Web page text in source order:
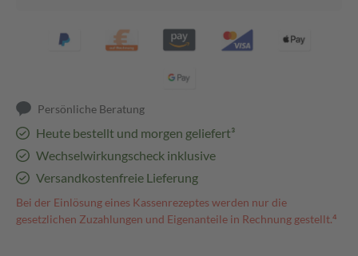
Persönliche Beratung
Heute bestellt und morgen geliefert³
Wechselwirkungscheck inklusive
Versandkostenfreie Lieferung
Bei der Einlösung eines Kassenrezeptes werden nur die
gesetzlichen Zuzahlungen und Eigenanteile in Rechnung gestellt.⁴